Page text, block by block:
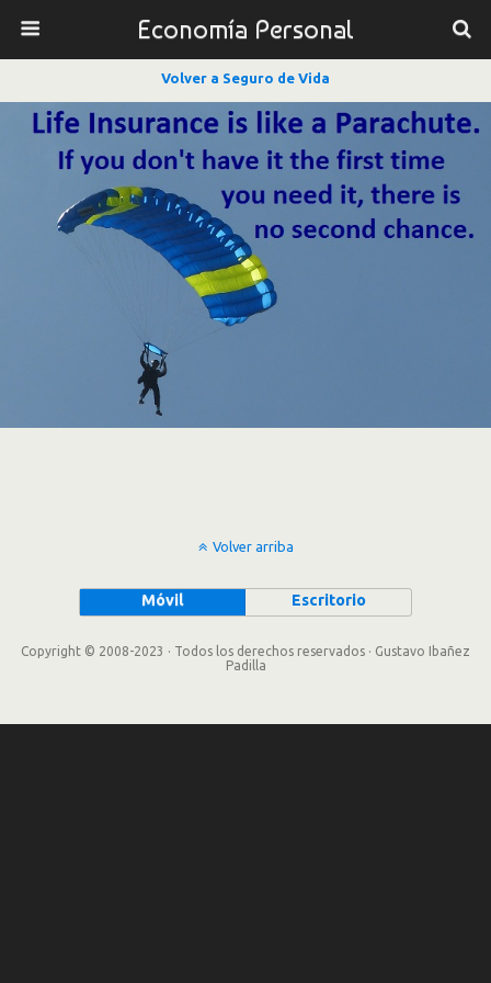
Economía Personal
Volver a Seguro de Vida
Volver arriba
Móvil Escritorio
Copyright © 2008-2023 · Todos los derechos reservados · Gustavo Ibañez
Padilla